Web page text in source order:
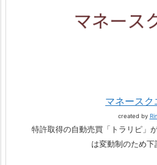
マネースク
created by
特許取得の自動売買「トラリピ」
は変動制のため下